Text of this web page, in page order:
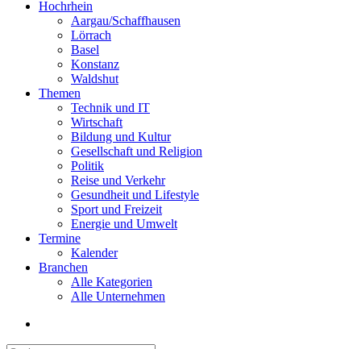
Hochrhein
Aargau/Schaffhausen
Lörrach
Basel
Konstanz
Waldshut
Themen
Technik und IT
Wirtschaft
Bildung und Kultur
Gesellschaft und Religion
Politik
Reise und Verkehr
Gesundheit und Lifestyle
Sport und Freizeit
Energie und Umwelt
Termine
Kalender
Branchen
Alle Kategorien
Alle Unternehmen